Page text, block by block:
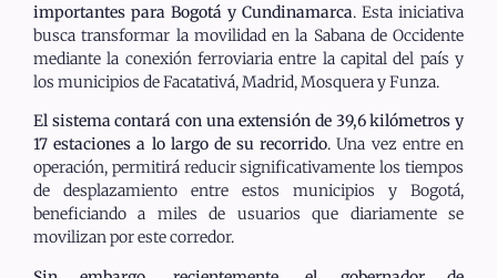
importantes para Bogotá y Cundinamarca. Esta iniciativa
busca transformar la movilidad en la Sabana de Occidente
mediante la conexión ferroviaria entre la capital del país y
los municipios de Facatativá, Madrid, Mosquera y Funza.
El sistema contará con una extensión de 39,6 kilómetros y
17 estaciones a lo largo de su recorrido. Una vez entre en
operación, permitirá reducir significativamente los tiempos
de desplazamiento entre estos municipios y Bogotá,
beneficiando a miles de usuarios que diariamente se
movilizan por este corredor.